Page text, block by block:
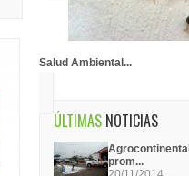
Salud Ambiental...
ÚLTIMAS NOTICIAS
Agrocontinental
prom...